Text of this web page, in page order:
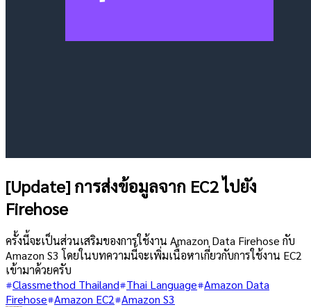
[Update] การส่งข้อมูลจาก EC2 ไปยัง
Firehose
ครั้งนี้จะเป็นส่วนเสริมของการใช้งาน Amazon Data Firehose กับ
Amazon S3 โดยในบทความนี้จะเพิ่มเนื้อหาเกี่ยวกับการใช้งาน EC2
เข้ามาด้วยครับ
Classmethod Thailand Thai Language Amazon Data
Firehose Amazon EC2 Amazon S3